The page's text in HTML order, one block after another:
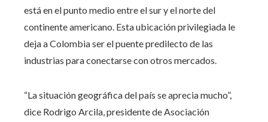
está en el punto medio entre el sur y el norte del
continente americano. Esta ubicación privilegiada le
deja a Colombia ser el puente predilecto de las
industrias para conectarse con otros mercados.
“La situación geográfica del país se aprecia mucho”,
dice Rodrigo Arcila, presidente de Asociación